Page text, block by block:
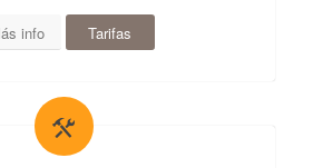
info Tarifas